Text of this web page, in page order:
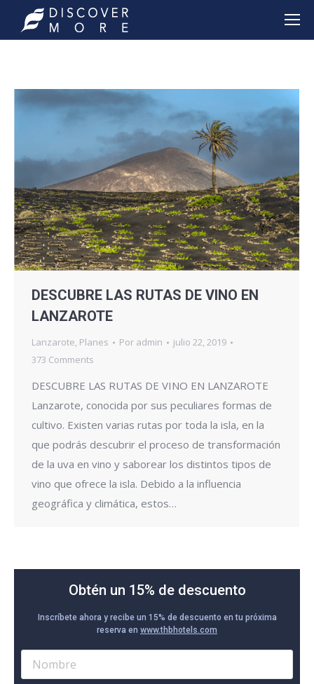
DESCUBRE LAS RUTAS DE VINO EN
LANZAROTE
Lanzarote, Planes Por admin
julio 22, 2019
373 Comments
DESCUBRE LAS RUTAS DE VINO EN LANZAROTE
Lanzarote, conocida por sus peculiares formas de
cultivo. Existen varias rutas por toda la isla, en la
que podrás descubrir el proceso de transformación
de la uva en vino y saborear los distintos tipos de
vino que ofrece la isla. Debido a la influencia
geográfica y climática, estos…
Obtén un 15% de descuento
Inscríbete ahora y recibe un 15% de descuento en tu próxima
reserva en www.thbhotels.com